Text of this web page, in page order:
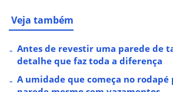
Veja também
Antes de revestir uma parede de
detalhe que faz toda a diferença
A umidade que começa no rodapé